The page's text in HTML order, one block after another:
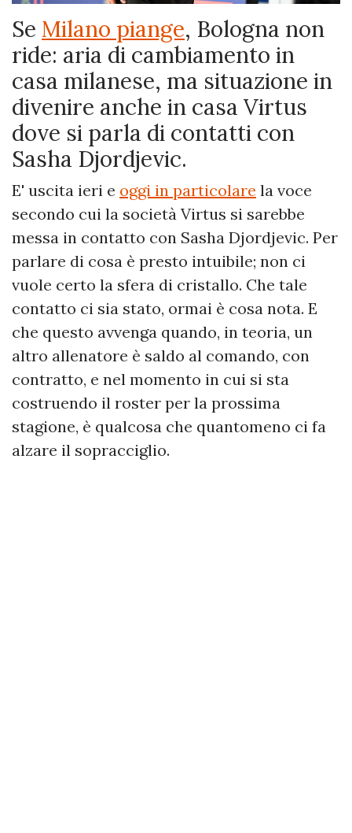
Se Milano piange, Bologna non
ride: aria di cambiamento in
casa milanese, ma situazione in
divenire anche in casa Virtus
dove si parla di contatti con
Sasha Djordjevic.
E' uscita ieri e oggi in particolare la voce
secondo cui la società Virtus si sarebbe
messa in contatto con Sasha Djordjevic. Per
parlare di cosa è presto intuibile; non ci
vuole certo la sfera di cristallo. Che tale
contatto ci sia stato, ormai è cosa nota. E
che questo avvenga quando, in teoria, un
altro allenatore è saldo al comando, con
contratto, e nel momento in cui si sta
costruendo il roster per la prossima
stagione, è qualcosa che quantomeno ci fa
alzare il sopracciglio.